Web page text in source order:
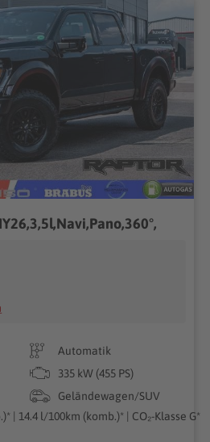
Automatik
335 kW (455 PS)
Geländewagen/SUV
| 14.4 l/100km (komb.)* | CO₂-Klasse G*